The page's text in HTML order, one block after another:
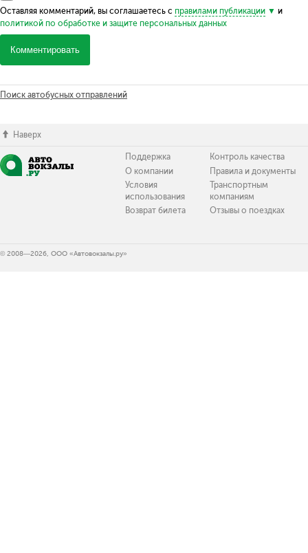
Оставляя комментарий, вы соглашаетесь с правилами публикации
и
политикой по обработке и защите персональных данных
Комментировать
Поиск автобусных отправлений
Наверх
Поддержка
О компании
Условия
использования
Возврат билета
Контроль качества
Правила и документы
Транспортным
компаниям
Отзывы о поездках
© 2008—2026, ООО «Автовокзалы.ру»